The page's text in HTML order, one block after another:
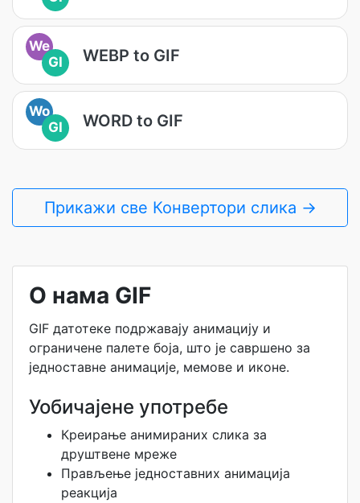
We
GI
WEBP to GIF
Wo
GI
WORD to GIF
Прикажи све Конвертори слика →
О нама GIF
GIF датотеке подржавају анимацију и
ограничене палете боја, што је савршено за
једноставне анимације, мемове и иконе.
Уобичајене употребе
Креирање анимираних слика за
друштвене мреже
Прављење једноставних анимација
реакција